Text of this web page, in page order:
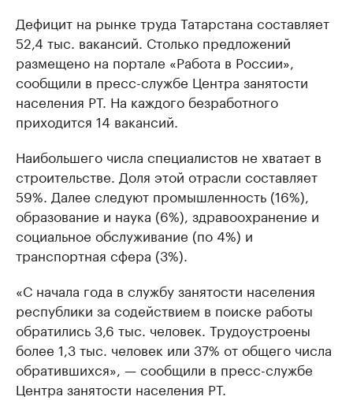
Дефицит на рынке труда Татарстана составляет
52,4 тыс. вакансий. Столько предложений
размещено на портале «Работа в России»,
сообщили в пресс-службе Центра занятости
населения РТ. На каждого безработного
приходится 14 вакансий.
Наибольшего числа специалистов не хватает в
строительстве. Доля этой отрасли составляет
59%. Далее следуют промышленность (16%),
образование и наука (6%), здравоохранение и
социальное обслуживание (по 4%) и
транспортная сфера (3%).
«С начала года в службу занятости населения
республики за содействием в поиске работы
обратились 3,6 тыс. человек. Трудоустроены
более 1,3 тыс. человек или 37% от общего числа
обратившихся», — сообщили в пресс-службе
Центра занятости населения РТ.